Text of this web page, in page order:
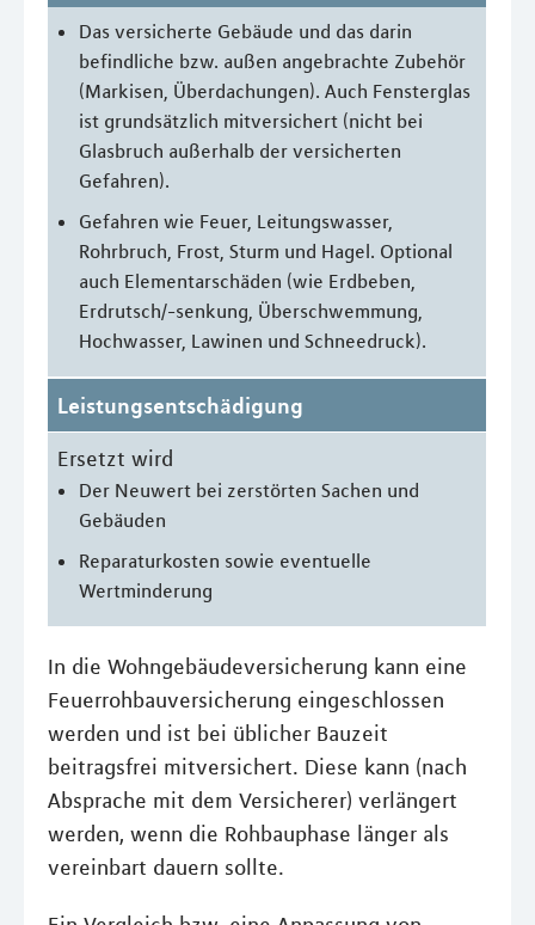
Das versicherte Gebäude und das darin
befindliche bzw. außen angebrachte Zubehör
(Markisen, Überdachungen). Auch Fensterglas
ist grundsätzlich mitversichert (nicht bei
Glasbruch außerhalb der versicherten
Gefahren).
Gefahren wie Feuer, Leitungswasser,
Rohrbruch, Frost, Sturm und Hagel. Optional
auch Elementarschäden (wie Erdbeben,
Erdrutsch/-senkung, Überschwemmung,
Hochwasser, Lawinen und Schneedruck).
Leistungsentschädigung
Ersetzt wird
Der Neuwert bei zerstörten Sachen und
Gebäuden
Reparaturkosten sowie eventuelle
Wertminderung
In die Wohngebäudeversicherung kann eine
Feuerrohbauversicherung eingeschlossen
werden und ist bei üblicher Bauzeit
beitragsfrei mitversichert. Diese kann (nach
Absprache mit dem Versicherer) verlängert
werden, wenn die Rohbauphase länger als
vereinbart dauern sollte.